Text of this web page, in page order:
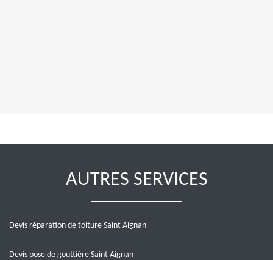
AUTRES SERVICES
Devis réparation de toiture Saint Aignan
Devis pose de gouttière Saint Aignan